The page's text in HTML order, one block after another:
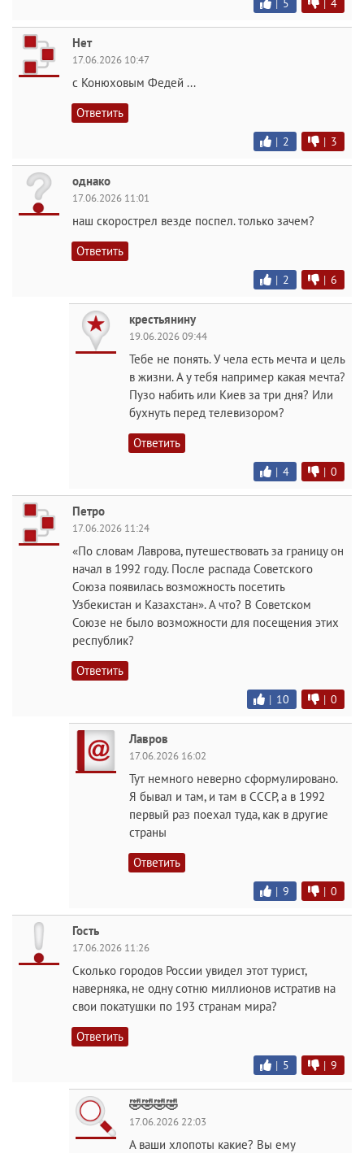
5 4
Нет
17.06.2026 10:47
с Конюховым Федей ...
Ответить
| 2 | 3
однако
17.06.2026 11:01
наш скорострел везде поспел. только зачем?
Ответить
| 2 | 6
крестьянину
19.06.2026 09:44
Тебе не понять. У чела есть мечта и цель
в жизни. А у тебя например какая мечта?
Пузо набить или Киев за три дня? Или
бухнуть перед телевизором?
Ответить
| 4 | 0
Петро
17.06.2026 11:24
«По словам Лаврова, путешествовать за границу он
начал в 1992 году. После распада Советского
Союза появилась возможность посетить
Узбекистан и Казахстан». А что? В Советском
Союзе не было возможности для посещения этих
республик?
Ответить
| 10 | 0
Лавров
17.06.2026 16:02
Тут немного неверно сформулировано.
Я бывал и там, и там в СССР, а в 1992
первый раз поехал туда, как в другие
страны
Ответить
| 9 | 0
Гость
17.06.2026 11:26
Сколько городов России увидел этот турист,
наверняка, не одну сотню миллионов истратив на
свои покатушки по 193 странам мира?
Ответить
| 5 | 9
🤣🤣🤣🤣
17.06.2026 22:03
А ваши хлопоты какие? Вы ему